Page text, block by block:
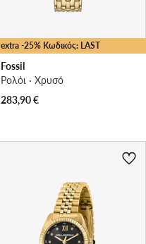
extra -25% Κωδικός: LAST
Fossil
Ρολόι · Χρυσό
283,90€